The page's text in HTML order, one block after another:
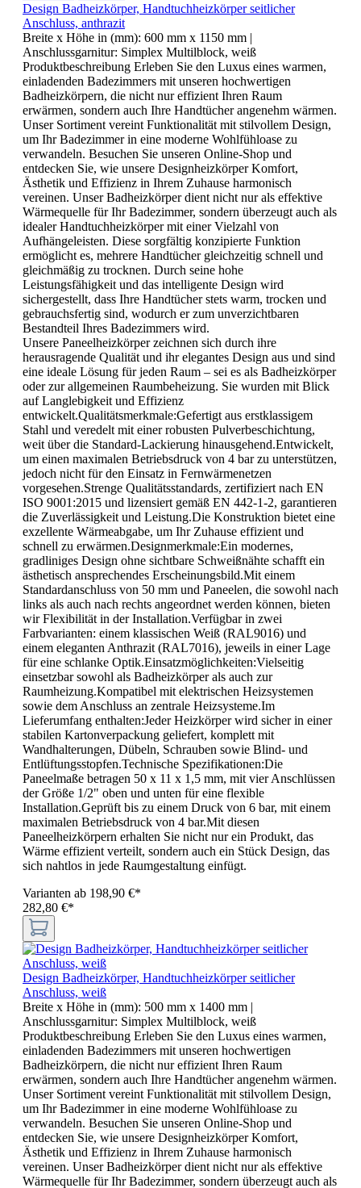
Design Badheizkörper, Handtuchheizkörper seitlicher
Anschluss, anthrazit
Breite x Höhe in (mm): 600 mm x 1150 mm |
Anschlussgarnitur: Simplex Multilblock, weiß
Produktbeschreibung Erleben Sie den Luxus eines warmen,
einladenden Badezimmers mit unseren hochwertigen
Badheizkörpern, die nicht nur effizient Ihren Raum
erwärmen, sondern auch Ihre Handtücher angenehm wärmen.
Unser Sortiment vereint Funktionalität mit stilvollem Design,
um Ihr Badezimmer in eine moderne Wohlfühloase zu
verwandeln. Besuchen Sie unseren Online-Shop und
entdecken Sie, wie unsere Designheizkörper Komfort,
Ästhetik und Effizienz in Ihrem Zuhause harmonisch
vereinen. Unser Badheizkörper dient nicht nur als effektive
Wärmequelle für Ihr Badezimmer, sondern überzeugt auch als
idealer Handtuchheizkörper mit einer Vielzahl von
Aufhängeleisten. Diese sorgfältig konzipierte Funktion
ermöglicht es, mehrere Handtücher gleichzeitig schnell und
gleichmäßig zu trocknen. Durch seine hohe
Leistungsfähigkeit und das intelligente Design wird
sichergestellt, dass Ihre Handtücher stets warm, trocken und
gebrauchsfertig sind, wodurch er zum unverzichtbaren
Bestandteil Ihres Badezimmers wird.
Unsere Paneelheizkörper zeichnen sich durch ihre
herausragende Qualität und ihr elegantes Design aus und sind
eine ideale Lösung für jeden Raum – sei es als Badheizkörper
oder zur allgemeinen Raumbeheizung. Sie wurden mit Blick
auf Langlebigkeit und Effizienz
entwickelt.Qualitätsmerkmale:Gefertigt aus erstklassigem
Stahl und veredelt mit einer robusten Pulverbeschichtung,
weit über die Standard-Lackierung hinausgehend.Entwickelt,
um einen maximalen Betriebsdruck von 4 bar zu unterstützen,
jedoch nicht für den Einsatz in Fernwärmenetzen
vorgesehen.Strenge Qualitätsstandards, zertifiziert nach EN
ISO 9001:2015 und lizensiert gemäß EN 442-1-2, garantieren
die Zuverlässigkeit und Leistung.Die Konstruktion bietet eine
exzellente Wärmeabgabe, um Ihr Zuhause effizient und
schnell zu erwärmen.Designmerkmale:Ein modernes,
gradliniges Design ohne sichtbare Schweißnähte schafft ein
ästhetisch ansprechendes Erscheinungsbild.Mit einem
Standardanschluss von 50 mm und Paneelen, die sowohl nach
links als auch nach rechts angeordnet werden können, bieten
wir Flexibilität in der Installation.Verfügbar in zwei
Farbvarianten: einem klassischen Weiß (RAL9016) und
einem eleganten Anthrazit (RAL7016), jeweils in einer Lage
für eine schlanke Optik.Einsatzmöglichkeiten:Vielseitig
einsetzbar sowohl als Badheizkörper als auch zur
Raumheizung.Kompatibel mit elektrischen Heizsystemen
sowie dem Anschluss an zentrale Heizsysteme.Im
Lieferumfang enthalten:Jeder Heizkörper wird sicher in einer
stabilen Kartonverpackung geliefert, komplett mit
Wandhalterungen, Dübeln, Schrauben sowie Blind- und
Entlüftungsstopfen.Technische Spezifikationen:Die
Paneelmaße betragen 50 x 11 x 1,5 mm, mit vier Anschlüssen
der Größe 1/2" oben und unten für eine flexible
Installation.Geprüft bis zu einem Druck von 6 bar, mit einem
maximalen Betriebsdruck von 4 bar.Mit diesen
Paneelheizkörpern erhalten Sie nicht nur ein Produkt, das
Wärme effizient verteilt, sondern auch ein Stück Design, das
sich nahtlos in jede Raumgestaltung einfügt.
Varianten ab 198,90 €*
282,80 €*
Design Badheizkörper, Handtuchheizkörper seitlicher
Anschluss, weiß
Breite x Höhe in (mm): 500 mm x 1400 mm |
Anschlussgarnitur: Simplex Multilblock, weiß
Produktbeschreibung Erleben Sie den Luxus eines warmen,
einladenden Badezimmers mit unseren hochwertigen
Badheizkörpern, die nicht nur effizient Ihren Raum
erwärmen, sondern auch Ihre Handtücher angenehm wärmen.
Unser Sortiment vereint Funktionalität mit stilvollem Design,
um Ihr Badezimmer in eine moderne Wohlfühloase zu
verwandeln. Besuchen Sie unseren Online-Shop und
entdecken Sie, wie unsere Designheizkörper Komfort,
Ästhetik und Effizienz in Ihrem Zuhause harmonisch
vereinen. Unser Badheizkörper dient nicht nur als effektive
Wärmequelle für Ihr Badezimmer, sondern überzeugt auch als